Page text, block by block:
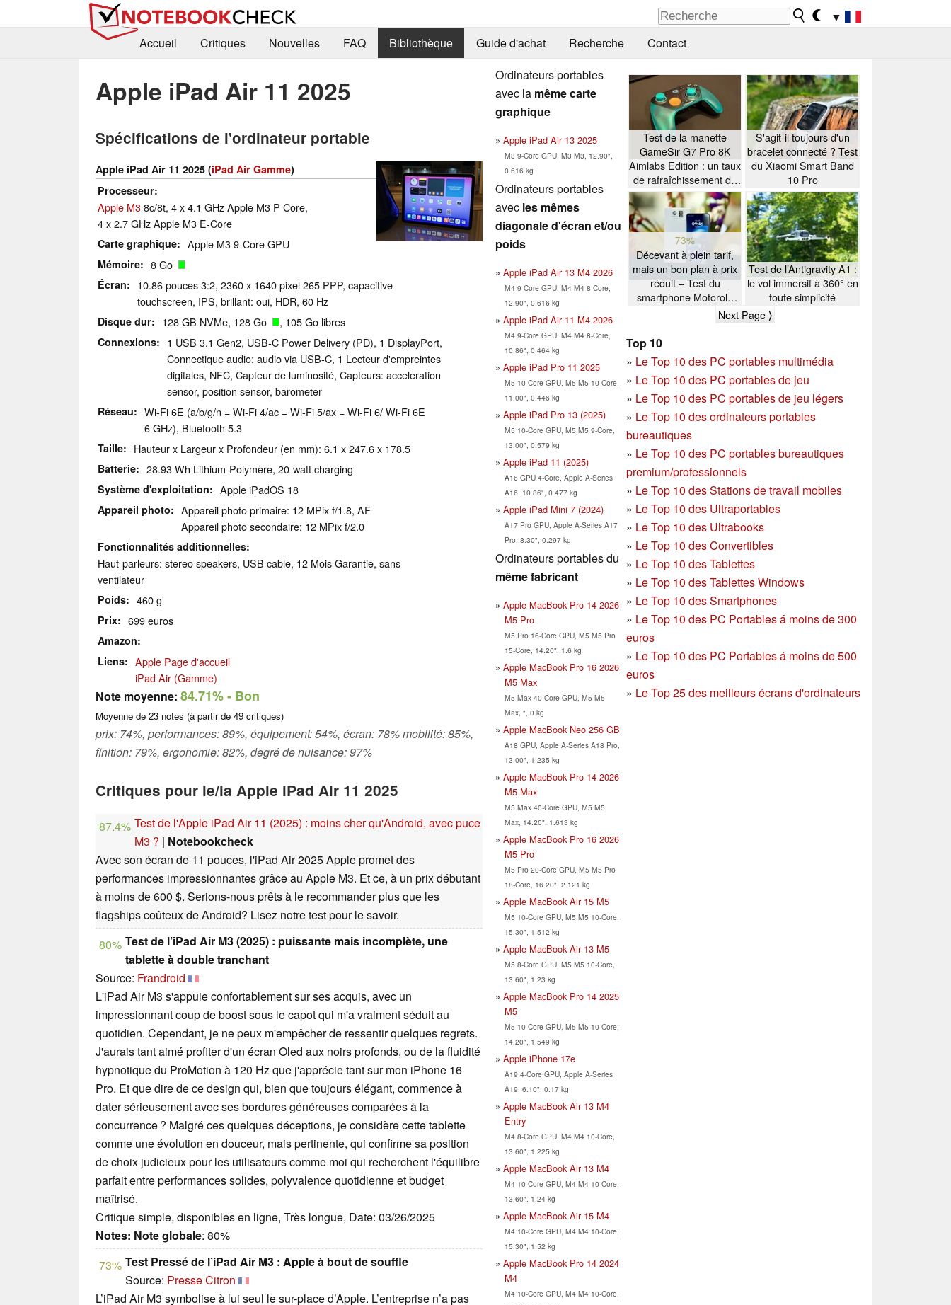
▼
Accueil
Critiques Nouvelles FAQ Bibliothèque Guide d'achat Recherche Contact
Apple iPad Air 11 2025
Spécifications de l'ordinateur portable
Apple iPad Air 11 2025 (iPad Air Gamme)
Processeur
Apple M38c/8t, 4 x 4.1 GHz Apple M3 P-Core,
4 x 2.7 GHz Apple M3 E-Core
Carte graphique Apple M3 9-Core GPU
Mémoire 8 Go
Écran
10.86 pouces 3:2, 2360 x 1640 pixel 265 PPP, capacitive
touchscreen, IPS, brillant: oui, HDR, 60 Hz
Disque dur 128 GB NVMe, 128 Go , 105 Go libres
Connexions
1 USB 3.1 Gen2, USB-C Power Delivery (PD), 1 DisplayPort,
Connectique audio: audio via USB-C, 1 Lecteur d'empreintes
digitales, NFC, Capteur de luminosité, Capteurs: acceleration
sensor, position sensor, barometer
Réseau
Wi-Fi 6E (a/b/g/n = Wi-Fi 4/ac = Wi-Fi 5/ax = Wi-Fi 6/ Wi-Fi 6E
6 GHz), Bluetooth 5.3
Taille Hauteur x Largeur x Profondeur (en mm): 6.1 x 247.6 x 178.5
Batterie 28.93 Wh Lithium-Polymère, 20-watt charging
Système d'exploitation Apple iPadOS 18
Appareil photo
Appareil photo primaire: 12 MPix f/​1.8, AF
Appareil photo secondaire: 12 MPix f/​2.0
Fonctionnalités additionnelles
Haut-parleurs: stereo speakers, USB cable, 12 Mois Garantie, sans
ventilateur
Poids 460 g
Prix 699 euros
Amazon
Liens
Apple Page d'accueil
iPad Air (Gamme)
Note moyenne: 84.71%- Bon
Moyenne de 23 notes (à partir de 49 critiques)
prix: 74%, performances: 89%, équipement: 54%, écran: 78% mobilité: 85%,
finition: 79%, ergonomie: 82%, degré de nuisance: 97%
Critiques pour le/la Apple iPad Air 11 2025
87.4% Test de l'Apple iPad Air 11 (2025) : moins cher qu'Android, avec puce
M3 ? | Notebookcheck
Avec son écran de 11 pouces, l'iPad Air 2025 Apple promet des
performances impressionnantes grâce au Apple M3. Et ce, à un prix débutant
à moins de 600 $. Serions-nous prêts à le recommander plus que les
flagships coûteux de Android? Lisez notre test pour le savoir.
80% Test de l’iPad Air M3 (2025) : puissante mais incomplète, une
tablette à double tranchant
Source: Frandroid
L'iPad Air M3 s'appuie confortablement sur ses acquis, avec un
impressionnant coup de boost sous le capot qui m'a vraiment séduit au
quotidien. Cependant, je ne peux m'empêcher de ressentir quelques regrets.
J'aurais tant aimé profiter d'un écran Oled aux noirs profonds, ou de la fluidité
hypnotique du ProMotion à 120 Hz que j'apprécie tant sur mon iPhone 16
Pro. Et que dire de ce design qui, bien que toujours élégant, commence à
dater sérieusement avec ses bordures généreuses comparées à la
concurrence ? Malgré ces quelques déceptions, je considère cette tablette
comme une évolution en douceur, mais pertinente, qui confirme sa position
de choix judicieux pour les utilisateurs comme moi qui recherchent l'équilibre
parfait entre performances solides, polyvalence quotidienne et budget
maîtrisé.
Critique simple, disponibles en ligne, Très longue, Date: 03/26/2025
Notes: Note globale: 80%
73% Test Pressé de l’iPad Air M3 : Apple à bout de souffle
Source: Presse Citron
L’iPad Air M3 symbolise à lui seul le sur-place d’Apple. L’entreprise n’a pas
Ordinateurs portables
avec la même carte
graphique
Apple iPad Air 13 2025
M3 9-Core GPU, M3 M3, 12.90",
0.616 kg
Ordinateurs portables
avec les mêmes
diagonale d'écran et/ou
poids
Apple iPad Air 13 M4 2026
M4 9-Core GPU, M4 M4 8-Core,
12.90", 0.616 kg
Apple iPad Air 11 M4 2026
M4 9-Core GPU, M4 M4 8-Core,
10.86", 0.464 kg
Apple iPad Pro 11 2025
M5 10-Core GPU, M5 M5 10-Core,
11.00", 0.446 kg
Apple iPad Pro 13 (2025)
M5 10-Core GPU, M5 M5 9-Core,
13.00", 0.579 kg
Apple iPad 11 (2025)
A16 GPU 4-Core, Apple A-Series
A16, 10.86", 0.477 kg
Apple iPad Mini 7 (2024)
A17 Pro GPU, Apple A-Series A17
Pro, 8.30", 0.297 kg
Ordinateurs portables du
même fabricant
Apple MacBook Pro 14 2026
M5 Pro
M5 Pro 16-Core GPU, M5 M5 Pro
15-Core, 14.20", 1.6 kg
Apple MacBook Pro 16 2026
M5 Max
M5 Max 40-Core GPU, M5 M5
Max, ", 0 kg
Apple MacBook Neo 256 GB
A18 GPU, Apple A-Series A18 Pro,
13.00", 1.235 kg
Apple MacBook Pro 14 2026
M5 Max
M5 Max 40-Core GPU, M5 M5
Max, 14.20", 1.613 kg
Apple MacBook Pro 16 2026
M5 Pro
M5 Pro 20-Core GPU, M5 M5 Pro
18-Core, 16.20", 2.121 kg
Apple MacBook Air 15 M5
M5 10-Core GPU, M5 M5 10-Core,
15.30", 1.512 kg
Apple MacBook Air 13 M5
M5 8-Core GPU, M5 M5 10-Core,
13.60", 1.23 kg
Apple MacBook Pro 14 2025
M5
M5 10-Core GPU, M5 M5 10-Core,
14.20", 1.549 kg
Apple iPhone 17e
A19 4-Core GPU, Apple A-Series
A19, 6.10", 0.17 kg
Apple MacBook Air 13 M4
Entry
M4 8-Core GPU, M4 M4 10-Core,
13.60", 1.225 kg
Apple MacBook Air 13 M4
M4 10-Core GPU, M4 M4 10-Core,
13.60", 1.24 kg
Apple MacBook Air 15 M4
M4 10-Core GPU, M4 M4 10-Core,
15.30", 1.52 kg
Apple MacBook Pro 14 2024
M4
M4 10-Core GPU, M4 M4 10-Core,
Test de la manette
GameSir G7 Pro 8K
Aimlabs Edition : un taux
de rafraîchissement de
8K à petit prix
S'agit-il toujours d'un
bracelet connecté ? Test
du Xiaomi Smart Band
10 Pro
73%
Décevant à plein tarif,
mais un bon plan à prix
réduit – Test du
smartphone Motorola
Test de l’Antigravity A1 :
le vol immersif à 360° en
toute simplicité
Next Page ⟩
Top 10
» Le Top 10 des PC portables multimédia
» Le Top 10 des PC portables de jeu
» Le Top 10 des PC portables de jeu légers
» Le Top 10 des ordinateurs portables
bureautiques
» Le Top 10 des PC portables bureautiques
premium/professionnels
» Le Top 10 des Stations de travail mobiles
» Le Top 10 des Ultraportables
» Le Top 10 des Ultrabooks
» Le Top 10 des Convertibles
» Le Top 10 des Tablettes
» Le Top 10 des Tablettes Windows
» Le Top 10 des Smartphones
» Le Top 10 des PC Portables á moins de 300
euros
» Le Top 10 des PC Portables á moins de 500
euros
» Le Top 25 des meilleurs écrans d'ordinateurs